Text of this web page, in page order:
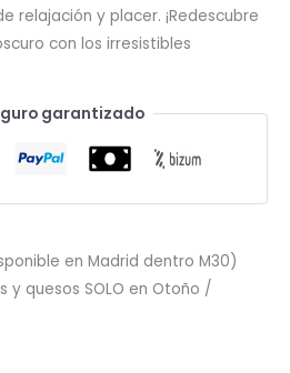
relajación y placer. ¡Redescubre
con los irresistibles
garantizado
en Madrid dentro M30)
y quesos SOLO en Otoño /